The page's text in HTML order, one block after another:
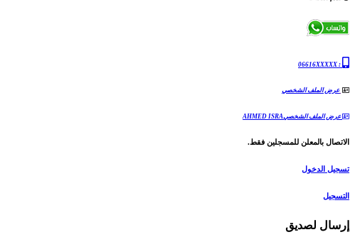
:
06616XXXXX
عرض الملف الشخصي
عرض الملف الشخصيAHMED ISRA
الاتصال بالمعلن للمسجلين فقط.
تسجيل الدخول
التسجيل
إرسال لصديق